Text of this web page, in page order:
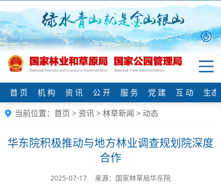
首 页 机 构 资 讯 公 开 服 务 党 建 互 动
生
当前位置： 首页 > 资讯>林草新闻 > 动态
华东院积极推动与地方林业调查规划院深度
合作
2025-07-17 来源：国家林草局华东院